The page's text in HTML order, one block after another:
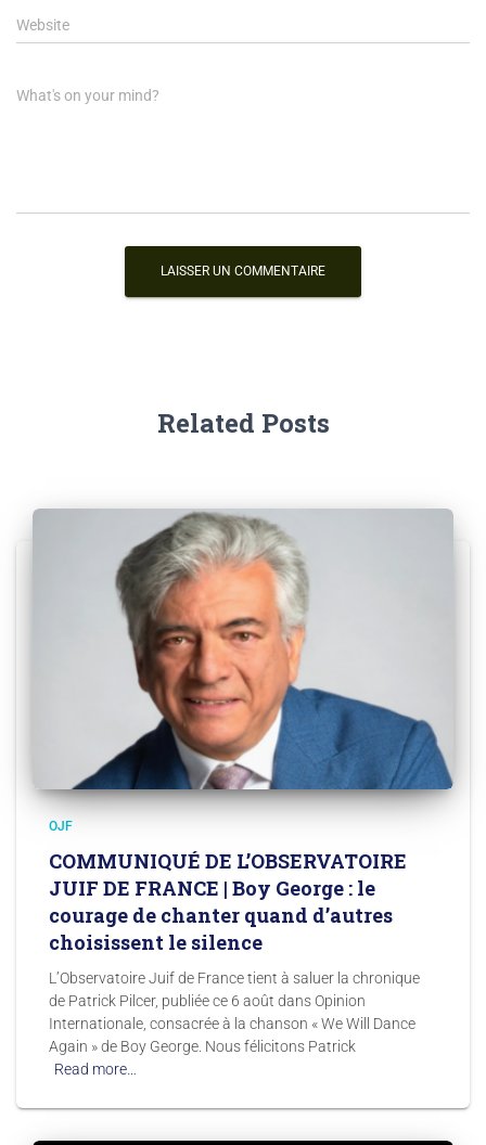
Website
What's on your mind?
Related Posts
OJF
COMMUNIQUÉ DE L’OBSERVATOIRE
JUIF DE FRANCE | Boy George : le
courage de chanter quand d’autres
choisissent le silence
L’Observatoire Juif de France tient à saluer la chronique
de Patrick Pilcer, publiée ce 6 août dans Opinion
Internationale, consacrée à la chanson « We Will Dance
Again » de Boy George. Nous félicitons Patrick
Read more…